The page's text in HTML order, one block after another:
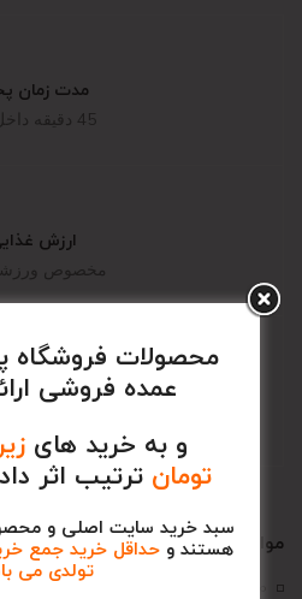
مدت زمان
45 دقیقه داخل فر
ارزش
مخصوص
زمان
مواد لازم جهت آماده سازی :
محصولات فروشگاه
عمده فروشی
و به خرید های
تومان ترتیب اثر
سبد خرید سایت اصلی و
هستند وحداقل خرید جمع
تولدی می